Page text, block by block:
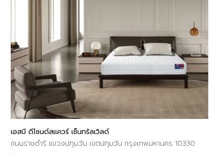
เอสบี ดีไซนด์สแควร์ เซ็นทรัลเวิลด์
ถนนราชดำริ แขวงปทุมวัน เขตปทุมวัน กรุงเทพมหานคร 10330